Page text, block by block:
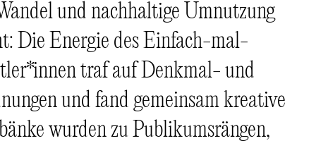
und nachhaltige Umnutzung
Die Energie des Einfach-mal-
traf auf Denkmal- und
und fand gemeinsam kreative
wurden zu Publikumsrängen,